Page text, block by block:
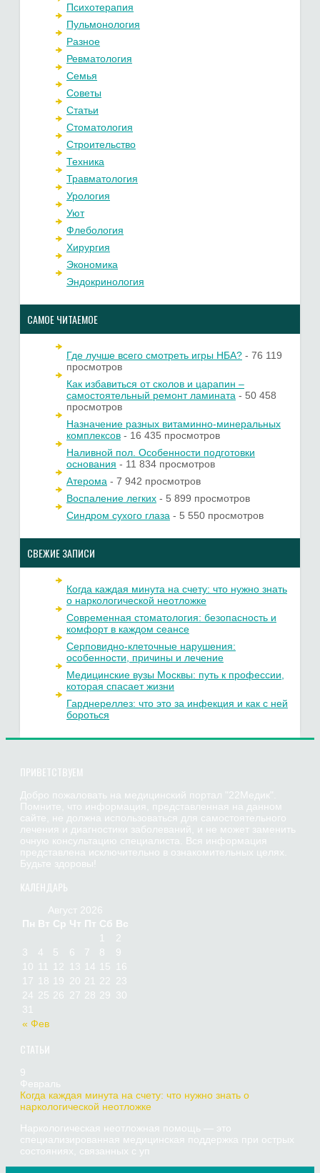
Психотерапия
Пульмонология
Разное
Ревматология
Семья
Советы
Статьи
Стоматология
Строительство
Техника
Травматология
Урология
Уют
Флебология
Хирургия
Экономика
Эндокринология
САМОЕ ЧИТАЕМОЕ
Где лучше всего смотреть игры НБА? - 76 119
просмотров
Как избавиться от сколов и царапин –
самостоятельный ремонт ламината - 50 458
просмотров
Назначение разных витаминно-минеральных
комплексов - 16 435 просмотров
Наливной пол. Особенности подготовки
основания - 11 834 просмотров
Атерома - 7 942 просмотров
Воспаление легких - 5 899 просмотров
Синдром сухого глаза - 5 550 просмотров
СВЕЖИЕ ЗАПИСИ
Когда каждая минута на счету: что нужно знать
о наркологической неотложке
Современная стоматология: безопасность и
комфорт в каждом сеансе
Серповидно-клеточные нарушения:
особенности, причины и лечение
Медицинские вузы Москвы: путь к профессии,
которая спасает жизни
Гарднереллез: что это за инфекция и как с ней
бороться
ПРИВЕТСТВУЕМ
Добро пожаловать на медицинский портал "22Медик".
Помните, что информация, представленная на данном
сайте, не должна использоваться для самостоятельного
лечения и диагностики заболеваний, и не может заменить
очную консультацию специалиста. Вся информация
представлена исключительно в ознакомительных целях.
Будьте здоровы!
КАЛЕНДАРЬ
Август 2026
Пн Вт Ср Чт Пт Сб Вс
« Фев
2
3
4 5 6 7 8
9
10
12 13 14 15
16
17
18 19 20 21 22 23
24 25 26 27 28 29 30
31
СТАТЬИ
9
Февраль
Когда каждая минута на счету: что нужно знать о
наркологической неотложке
Наркологическая неотложная помощь — это
специализированная медицинская поддержка при острых
состояниях, связанных с уп